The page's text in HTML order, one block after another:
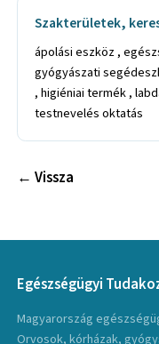
Szakterületek,
ápolási eszköz ,
gyógyászati
, higiéniai termék ,
testnevelés oktatás
← Vissza
Egészségügyi
Magyarország
Orvosok, kórházak,